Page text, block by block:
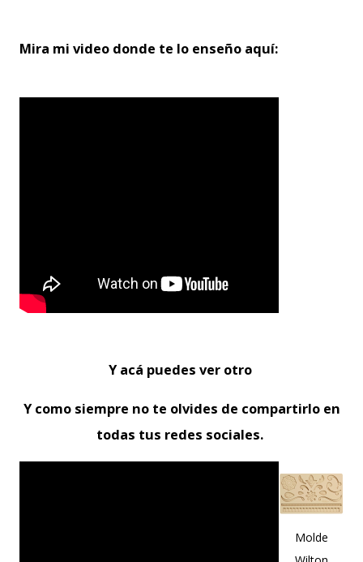
Mira mi video donde te lo enseño aquí:
Y acá puedes ver otro
Y como siempre no te olvides de compartirlo en
todas tus redes sociales.
Molde